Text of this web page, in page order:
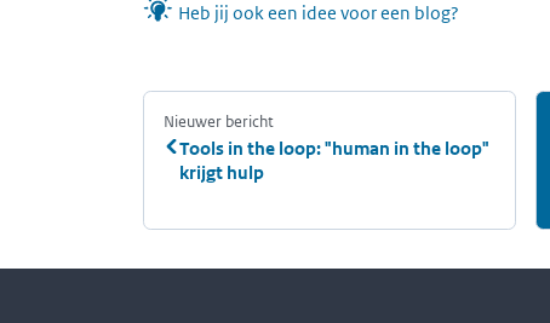
Heb jij ook een idee voor een blog?
Nieuwer bericht
Tools in the loop: "human in the loop"
krijgt hulp